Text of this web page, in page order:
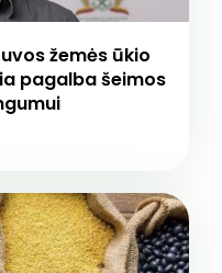
žemės ūkio
pagalba šeimos